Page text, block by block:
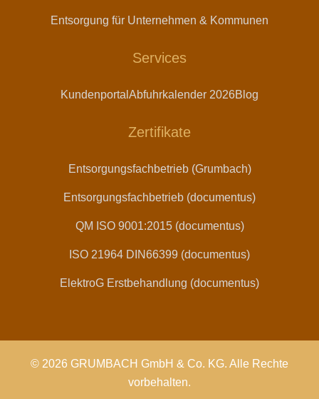
Entsorgung für Unternehmen & Kommunen
Services
Kundenportal Abfuhrkalender 2026Blog
Zertifikate
Entsorgungsfachbetrieb (Grumbach)
Entsorgungsfachbetrieb (documentus)
QM ISO 9001:2015 (documentus)
ISO 21964 DIN66399 (documentus)
ElektroG Erstbehandlung (documentus)
© 2026 GRUMBACH GmbH & Co. KG. Alle Rechte
vorbehalten.